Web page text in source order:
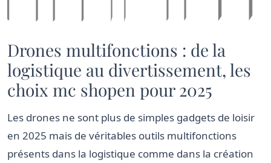
Drones multifonctions : de la
logistique au divertissement, les
choix mc shopen pour 2025
Les drones ne sont plus de simples gadgets de loisir
en 2025 mais de véritables outils multifonctions
présents dans la logistique comme dans la création